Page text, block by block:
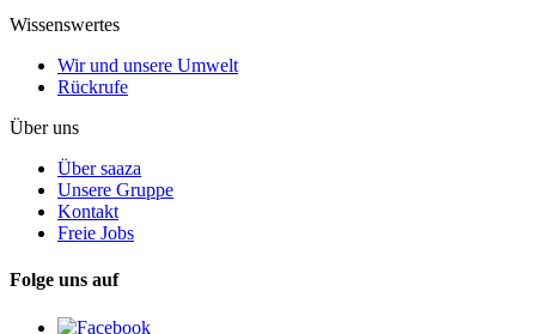
Wissenswertes
Wir und unsere Umwelt
Rückrufe
Über uns
Über saaza
Unsere Gruppe
Kontakt
Freie Jobs
Folge uns auf